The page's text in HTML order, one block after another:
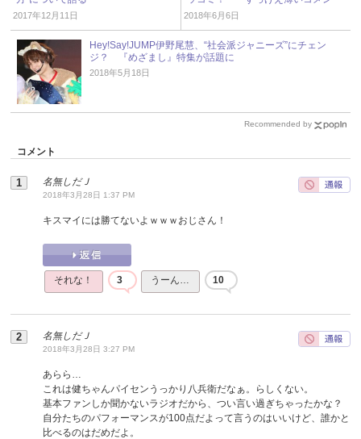
2017年12月11日
ト」
2018年6月6日
Hey!Say!JUMP伊野尾慧、“社会派ジャニーズ”にチェン
ジ？ 『めざまし』特集が話題に
2018年5月18日
Recommended by
コメント
名無しだＪ
2018年3月28日 1:37 PM
キスマイには勝てないよｗｗｗおじさん！
それな！ 3 うーん… 10
名無しだＪ
2018年3月28日 3:27 PM
あらら…
これは健ちゃんパイセンうっかり八兵衛だなぁ。らしくない。
基本ファンしか聞かないラジオだから、つい言い過ぎちゃったかな？
自分たちのパフォーマンスが100点だよって言うのはいいけど、誰かと
比べるのはだめだよ。